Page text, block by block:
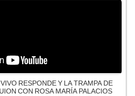
RESPONDE Y LA TRAMPA DE
CON ROSA MARÍA PALACIOS